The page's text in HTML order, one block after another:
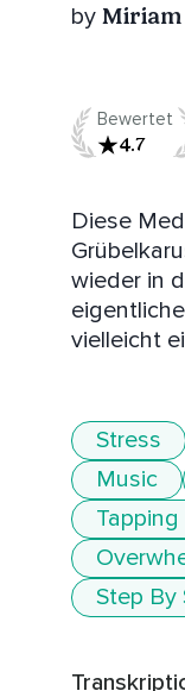
by Miriam
Bewertet
4.7
Diese
wieder in
vielleicht
Stress
Music
Step By